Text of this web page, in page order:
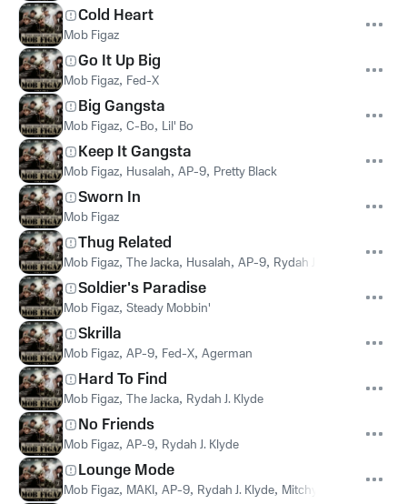
Cold Heart
Mob Figaz
Go It Up Big
Mob Figaz, Fed-X
Big Gangsta
Mob Figaz, C-Bo, Lil' Bo
Keep It Gangsta
Mob Figaz, Husalah, AP-9, Pretty Black
Sworn In
Mob Figaz
Thug Related
Mob Figaz, The Jacka, Husalah, AP-9, Rydah J. Klyde
Soldier's Paradise
Mob Figaz, Steady Mobbin'
Skrilla
Mob Figaz, AP-9, Fed-X, Agerman
Hard To Find
Mob Figaz, The Jacka, Rydah J. Klyde
No Friends
Mob Figaz, AP-9, Rydah J. Klyde
Lounge Mode
Mob Figaz, MAKI, AP-9, Rydah J. Klyde, Mitchy Slick